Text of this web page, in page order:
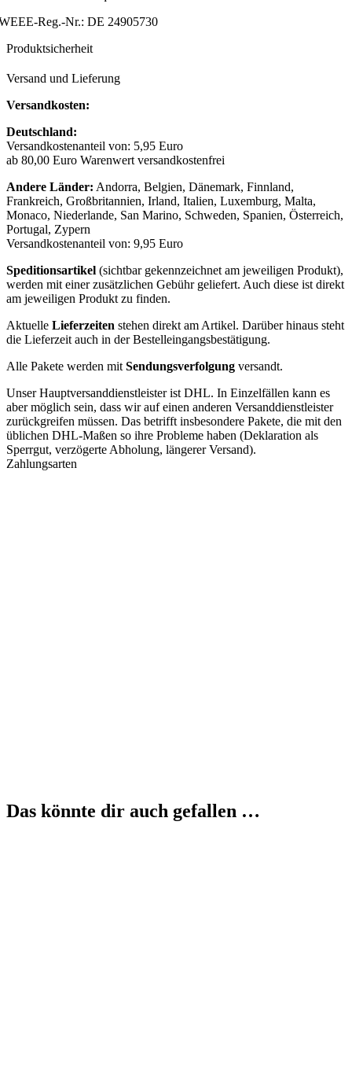
Reg.-Nr.: DE 24905730
Produktsicherheit
Versand und Lieferung
Versandkosten:
Deutschland:
Versandkostenanteil von: 5,95 Euro
ab 80,00 Euro Warenwert versandkostenfrei
Andere Länder: Andorra, Belgien, Dänemark, Finnland,
Frankreich, Großbritannien, Irland, Italien, Luxemburg, Malta,
Monaco, Niederlande, San Marino, Schweden, Spanien, Österreich,
Portugal, Zypern
Versandkostenanteil von: 9,95 Euro
Speditionsartikel (sichtbar gekennzeichnet am jeweiligen Produkt),
werden mit einer zusätzlichen Gebühr geliefert. Auch diese ist direkt
am jeweiligen Produkt zu finden.
Aktuelle Lieferzeiten stehen direkt am Artikel. Darüber hinaus steht
die Lieferzeit auch in der Bestelleingangsbestätigung.
Alle Pakete werden mit Sendungsverfolgung versandt.
Unser Hauptversanddienstleister ist DHL. In Einzelfällen kann es
aber möglich sein, dass wir auf einen anderen Versanddienstleister
zurückgreifen müssen. Das betrifft insbesondere Pakete, die mit den
üblichen DHL-Maßen so ihre Probleme haben (Deklaration als
Sperrgut, verzögerte Abholung, längerer Versand).
Zahlungsarten
Das könnte dir auch gefallen …